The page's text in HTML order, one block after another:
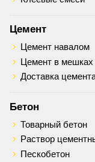
Цемент
Цемент навалом
Цемент в мешках
Доставка
Бетон
Товарный бетон
Раствор
Пескобетон